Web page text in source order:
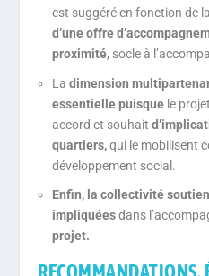
est suggéré en fonction de
d’une offre
proximité, socle à
Ladimension
essentielle puisque le
accord et souhait
quartiers,qui le mobilisent
développement social.
Enfin, la collectivité
impliquéesdans
projet.